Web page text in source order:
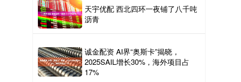
天宇优配 西北四环一夜铺了八千吨
沥青
诚金配资 AI界“奥斯卡”揭晓，
2025SAIL增长30%，海外项目占
17%